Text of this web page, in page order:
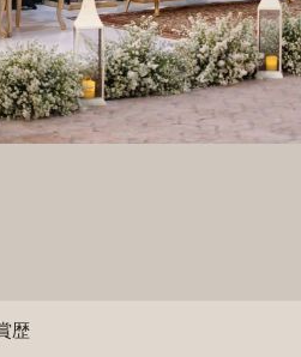
歴